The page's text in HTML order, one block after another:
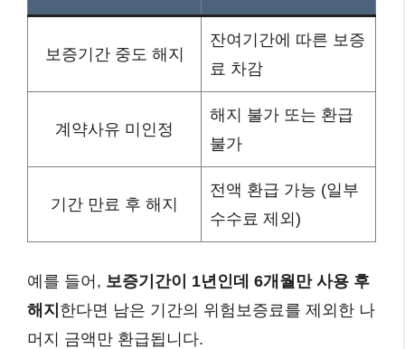
보증기간 중도 해지
잔여기간에 따른 보증
료 차감
계약사유 미인정
해지 불가 또는 환급
불가
기간 만료 후 해지
전액 환급 가능 (일부
수수료 제외)
예를 들어, 보증기간이 1년인데 6개월만 사용 후
해지 한다면 남은 기간의 위험보증료를 제외한 나
머지 금액만 환급됩니다.